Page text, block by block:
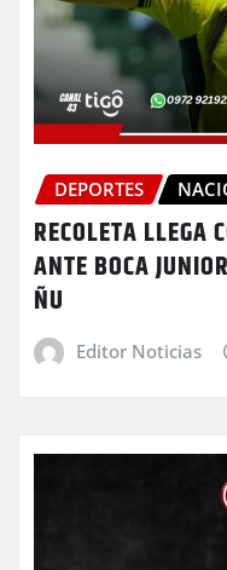
DEPORTES
RECOLETA LLEGA
ANTE BOCA
ÑU
Editor Noticias